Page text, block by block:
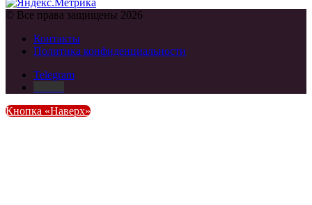
© Все права защищены 2026
Контакты
Политика конфиденциальности
Telegram
Кнопка «Наверх»